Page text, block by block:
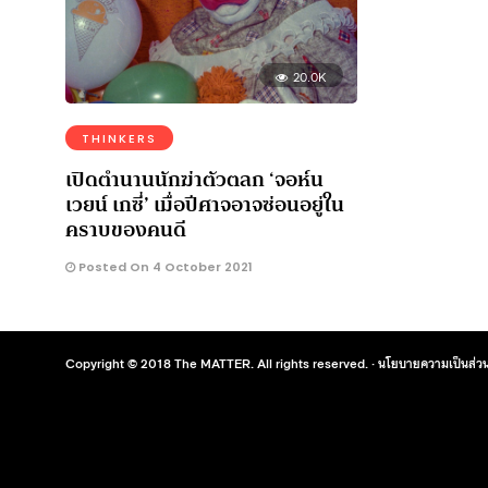
20.0K
THINKERS
เปิดตำนานนักฆ่าตัวตลก ‘จอห์น
เวยน์ เกซี่’ เมื่อปีศาจอาจซ่อนอยู่ใน
คราบของคนดี
Posted On 4 October 2021
Copyright © 2018 The MATTER. All rights reserved. ·นโยบายความเป็นส่ว